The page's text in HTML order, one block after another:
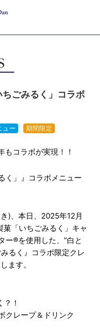
ちごみるく」コラボ
ュー 期間限定
コラボが実現！！
く」』コラボメニュー
)、本日、2025年12月
「いちごみるく」キャ
ー®を使用した、”白と
るく』コラボ限定クレ
ます。
！
クレープ＆ドリンク